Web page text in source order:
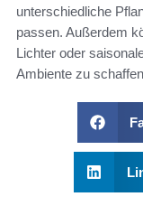
unterschiedliche
passen. Außerdem
Lichter oder
Ambiente zu